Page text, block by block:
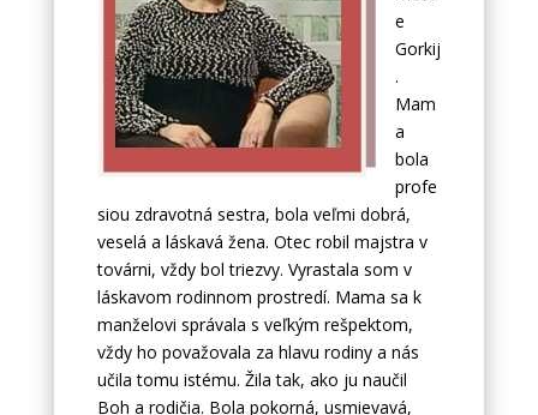
e
Gorkij
.
Mam
a
bola
profe
siou zdravotná sestra, bola veľmi dobrá,
veselá a láskavá žena. Otec robil majstra v
továrni, vždy bol triezvy. Vyrastala som v
láskavom rodinnom prostredí. Mama sa k
manželovi správala s veľkým rešpektom,
vždy ho považovala za hlavu rodiny a nás
učila tomu istému. Žila tak, ako ju naučil
Boh a rodičia. Bola pokorná, usmievavá,